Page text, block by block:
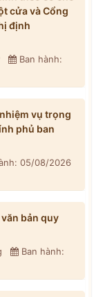
cửa và Cổng
định
Ban hành:
vụ trọng
phủ ban
05/08/2026
bản quy
Ban hành: